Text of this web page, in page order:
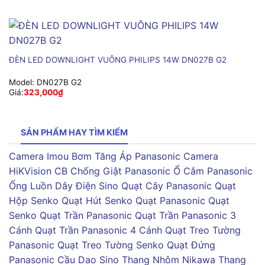
ĐÈN LED DOWNLIGHT VUÔNG PHILIPS 14W DN027B G2
Model: DN027B G2
Giá:323,000₫
SẢN PHẨM HAY TÌM KIẾM
Camera Imou Bơm Tăng Áp Panasonic Camera
HiKVision CB Chống Giật Panasonic Ổ Cắm Panasonic
Ống Luồn Dây Điện Sino Quạt Cây Panasonic Quạt
Hộp Senko Quạt Hút Senko Quạt Panasonic Quạt
Senko Quạt Trần Panasonic Quạt Trần Panasonic 3
Cánh Quạt Trần Panasonic 4 Cánh Quạt Treo Tường
Panasonic Quạt Treo Tường Senko Quạt Đứng
Panasonic Cầu Dao Sino Thang Nhôm Nikawa Thang